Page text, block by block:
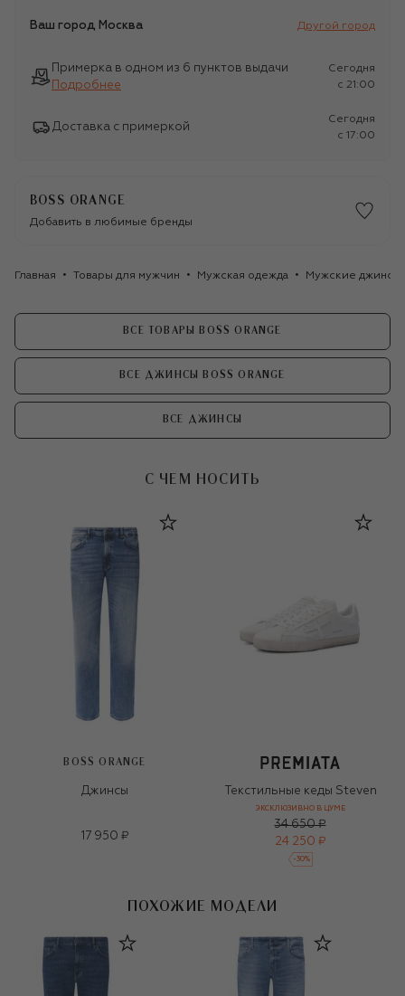
Ваш город Москва Другой город
Примерка в одном из 6 пунктов выдачи
Подробнее
Сегодня
c 21:00
Доставка с примеркой
Сегодня
c 17:00
BOSS ORANGE
Добавить в любимые бренды
Главная Товары для мужчин Мужская одежда Мужские джинсы
ВСЕ ТОВАРЫ BOSS ORANGE
ВСЕ ДЖИНСЫ BOSS ORANGE
ВСЕ ДЖИНСЫ
С ЧЕМ НОСИТЬ
BOSS ORANGE
Джинсы
17 950 ₽
Текстильные кеды Steven
ЭКСКЛЮЗИВНО В ЦУМЕ
34 650 ₽
24 250 ₽
-30%
ПОХОЖИЕ МОДЕЛИ